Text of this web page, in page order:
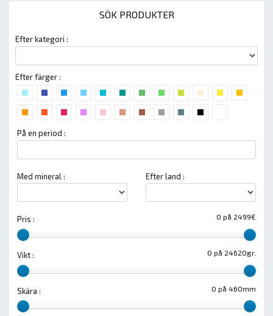
SÖK PRODUKTER
Efter kategori :
Efter färger :
På en period :
Med mineral : Efter land :
0 på 2499€
Pris :
0 på 24620gr.
Vikt :
0 på 460mm
Skära :